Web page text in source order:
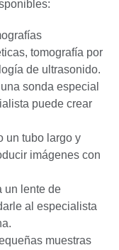
tomografía por
de ultrasonido.
sonda especial
puede crear
un tubo largo y
imágenes con
un lente de
al especialista
muestras